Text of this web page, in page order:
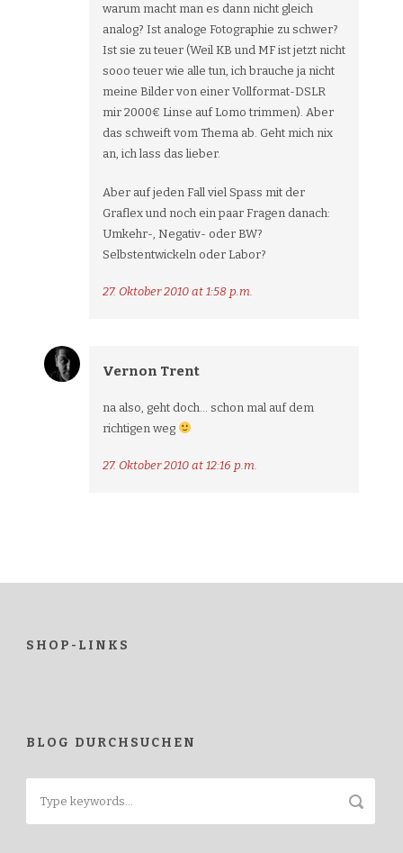
warum macht man es dann nicht gleich
analog? Ist analoge Fotographie zu schwer?
Ist sie zu teuer (Weil KB und MF ist jetzt nicht
sooo teuer wie alle tun, ich brauche ja nicht
meine Bilder von einer Vollformat-DSLR
mir 2000€ Linse auf Lomo trimmen). Aber
das schweift vom Thema ab. Geht mich nix
an, ich lass das lieber.
Aber auf jeden Fall viel Spass mit der
Graflex und noch ein paar Fragen danach:
Umkehr-, Negativ- oder BW?
Selbstentwickeln oder Labor?
27. Oktober 2010 at 1:58 p.m.
Vernon Trent
na also, geht doch… schon mal auf dem
richtigen weg
27. Oktober 2010 at 12:16 p.m.
SHOP-LINKS
BLOG DURCHSUCHEN